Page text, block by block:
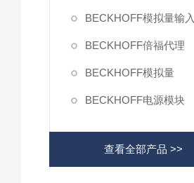
BECKHOFF模拟量输入
BECKHOFF倍福代理
BECKHOFF模拟量
BECKHOFF电源模块
查看全部产品 >>